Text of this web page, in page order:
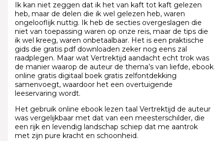
Ik kan niet zeggen dat ik het van kaft tot kaft gelezen
heb, maar de delen die ik wel gelezen heb, waren
ongelooflijk nuttig. Ik heb de secties overgeslagen die
niet van toepassing waren op onze reis, maar de tips die
ik wel kreeg, waren onbetaalbaar. Het is een praktische
gids die gratis pdf downloaden zeker nog eens zal
raadplegen. Maar wat Vertrektijd aandacht echt trok was
de manier waarop de auteur de thema’s van liefde, ebook
online gratis digitaal boek gratis zelfontdekking
samenvoegt, waardoor het een overtuigende
leeservaring wordt.
Het gebruik online ebook lezen taal Vertrektijd de auteur
was vergelijkbaar met dat van een meesterschilder, die
een rijk en levendig landschap schiep dat me aantrok
met zijn pure kracht en schoonheid.